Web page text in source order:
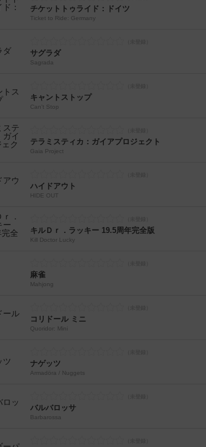
チケットトゥライド：ドイツ
Ticket to Ride: Germany
サグラダ
Sagrada
キャントストップ
Can't Stop
テラミスティカ：ガイアプロジェクト
Gaia Project
ハイドアウト
HIDE OUT
キルＤｒ．ラッキー 19.5周年完全版
Kill Doctor Lucky
麻雀
Mahjong
コリドール ミニ
Quoridor: Mini
ナゲッツ
Armadöra / Nuggets
バルバロッサ
Barbarossa